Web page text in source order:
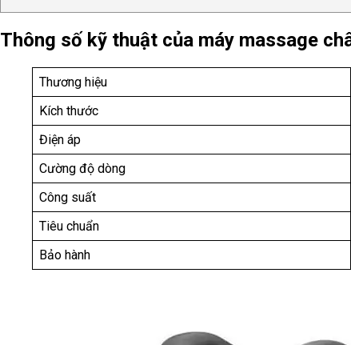
Thông số kỹ thuật của máy massage
Thương hiệu
Kích thước
Điện áp
Cường độ dòng
Công suất
Tiêu chuẩn
Bảo hành